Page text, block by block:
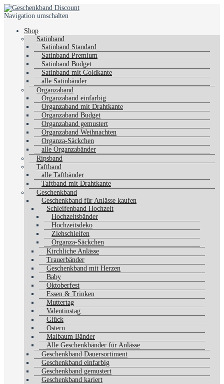
Navigation umschalten
Shop
Satinband
Satinband Standard
Satinband Premium
Satinband Budget
Satinband mit Goldkante
alle Satinbänder
Organzaband
Organzaband einfarbig
Organzaband mit Drahtkante
Organzaband Budget
Organzaband gemustert
Organzaband Weihnachten
Organza-Säckchen
alle Organzabänder
Ripsband
Taftband
alle Taftbänder
Taftband mit Drahtkante
Geschenkband
Geschenkband für Anlässe kaufen
Schleifenband Hochzeit
Hochzeitsbänder
Hochzeitsdeko
Ziehschleifen
Organza-Säckchen
Kirchliche Anlässe
Trauerbänder
Geschenkband mit Herzen
Baby
Oktoberfest
Essen & Trinken
Muttertag
Valentinstag
Glück
Ostern
Maibaum Bänder
Alle Geschenkbänder für Anlässe
Geschenkband Dauersortiment
Geschenkband einfarbig
Geschenkband gemustert
Geschenkband kariert